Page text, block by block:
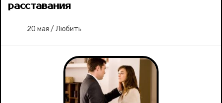
расставания
20 мая / Любить